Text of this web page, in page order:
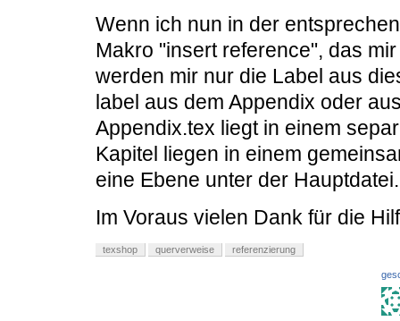
Wenn ich nun in der
Makro "insert reference", das
werden mir nur die Label aus
label aus dem Appendix oder
Appendix.tex liegt in einem
Kapitel liegen in einem
eine Ebene unter der Hauptdatei.
Im Voraus vielen Dank für die
texshop querverweise referenzierung